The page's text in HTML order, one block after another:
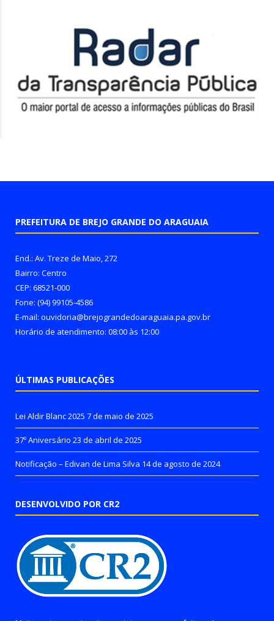
PREFEITURA DE BREJO GRANDE DO ARAGUAIA
End.: Av. Treze de Maio, 272
Bairro: Centro
CEP: 68521-000
Fone: (94) 99105-4586
E-mail: ouvidoria@brejograndedoaraguaia.pa.gov.br
Horário de atendimento: 08:00 às 12:00
ÚLTIMAS PUBLICAÇÕES
Lei Aldir Blanc 2025 7 de maio de 2025
37º Aniversário 23 de abril de 2025
Notificação – Edivan de Lima Silva 14 de agosto de 2024
DESENVOLVIDO POR CR2